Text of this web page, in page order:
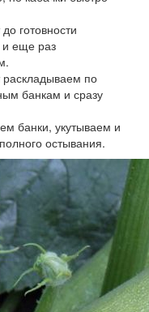
готовности
и еще раз
раскладываем по
банкам и сразу
банки, укутываем и
остывания.